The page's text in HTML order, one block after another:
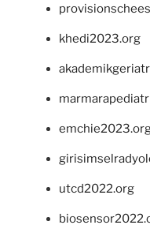
khedi2023.org
utcd2022.org